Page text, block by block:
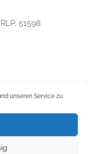
unseren Service zu
51598